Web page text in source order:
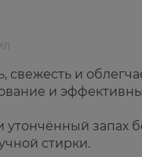
свежесть и
и
запах
стирки.